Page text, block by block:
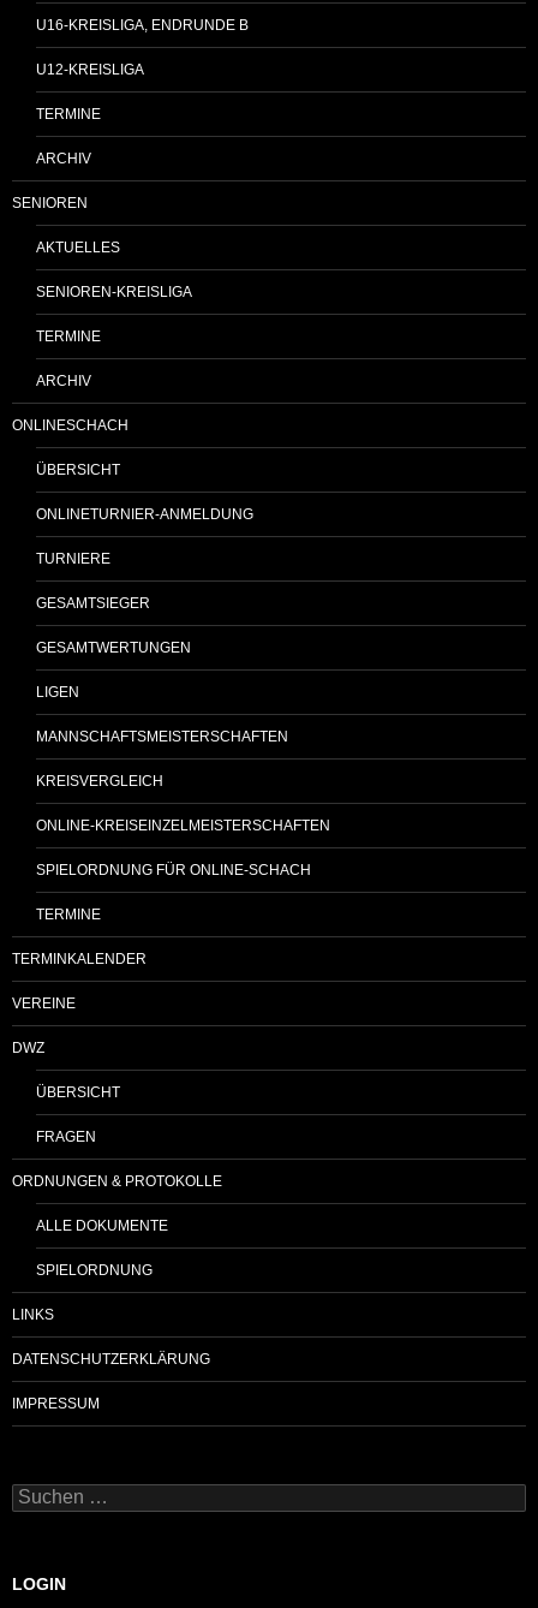
U16-KREISLIGA, ENDRUNDE B
U12-KREISLIGA
TERMINE
ARCHIV
SENIOREN
AKTUELLES
SENIOREN-KREISLIGA
TERMINE
ARCHIV
ONLINESCHACH
ÜBERSICHT
ONLINETURNIER-ANMELDUNG
TURNIERE
GESAMTSIEGER
GESAMTWERTUNGEN
LIGEN
MANNSCHAFTSMEISTERSCHAFTEN
KREISVERGLEICH
ONLINE-KREISEINZELMEISTERSCHAFTEN
SPIELORDNUNG FÜR ONLINE-SCHACH
TERMINE
TERMINKALENDER
VEREINE
DWZ
ÜBERSICHT
FRAGEN
ORDNUNGEN & PROTOKOLLE
ALLE DOKUMENTE
SPIELORDNUNG
LINKS
DATENSCHUTZERKLÄRUNG
IMPRESSUM
Suchen
nach:
LOGIN